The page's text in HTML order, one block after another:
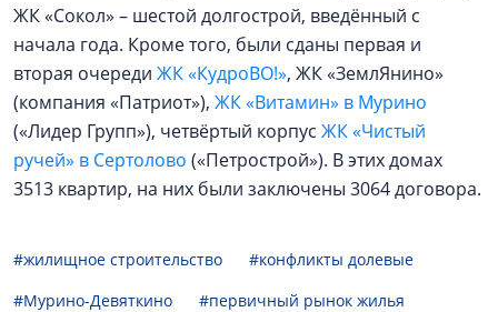
ЖК «Сокол» – шестой долгострой, введённый с
начала года. Кроме того, были сданы первая и
вторая очереди ЖК «КудроВО!», ЖК «ЗемлЯнино»
(компания «Патриот»), ЖК «Витамин» в Мурино
(«Лидер Групп»), четвёртый корпус ЖК «Чистый
ручей» в Сертолово («Петрострой»). В этих домах
3513 квартир, на них были заключены 3064 договора.
#жилищное строительство
#конфликты долевые
#Мурино-Девяткино
#первичный рынок жилья